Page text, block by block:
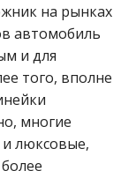
на рынках
автомобиль
и для
того, вполне
многие
люксовые,